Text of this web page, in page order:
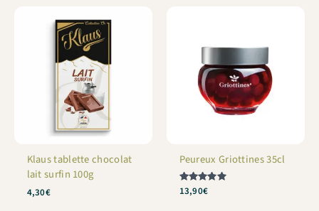
Klaus tablette chocolat
lait surfin 100g
4,30€
Peureux Griottines 35cl
Note
13,90€